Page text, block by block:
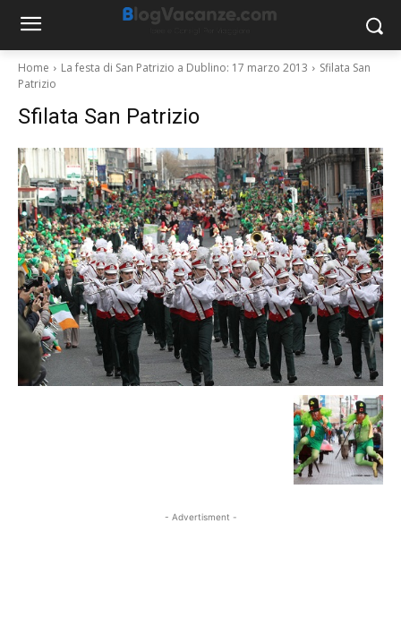
Home La festa di San Patrizio a Dublino: 17 marzo 2013
Sfilata San
Patrizio
Sfilata San Patrizio
- Advertisment -